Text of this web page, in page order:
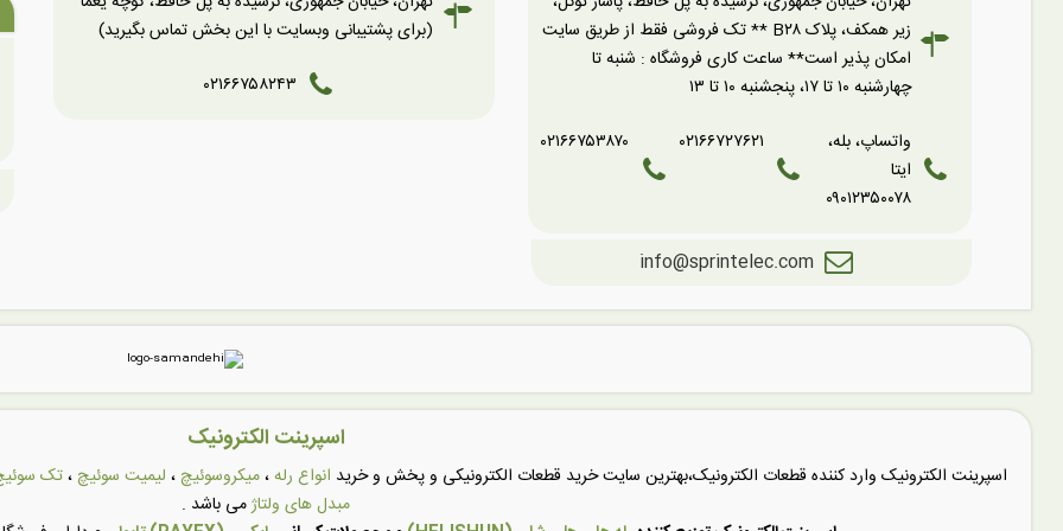
زیر همکف، پلاک B۲۸ ** تک فروشی فقط از طریق سایت
امکان پذیر است** ساعت کاری فروشگاه : شنبه تا
چهارشنبه ۱۰ تا ۱۷، پنجشنبه ۱۰ تا ۱۳
واتساپ، بله،
ایتا
۰۹۰۱۲۳۵۰۰۷۸
۰۲۱۶۶۷۲۷۶۲۱ ۰۲۱۶۶۷۵۳۸۷۰
(برای پشتیبانی وبسایت با این بخش تماس بگیرید)
۰۲۱۶۶۷۵۸۲۴۳
info@sprintelec.com
اسپرینت الکترونیک
اسپرینت الکترونیک وارد کننده قطعات الکترونیک،بهترین سایت خرید قطعات الکترونیکی و پخش و خرید انواع رله،میکروسوئیچ ، لیمیت سوئیچ ،تک
مبدل های ولتاژمی باشد .